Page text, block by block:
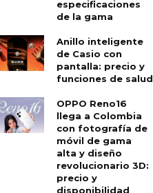
especificaciones
de la gama
Anillo inteligente
de Casio con
pantalla: precio y
funciones de salud
OPPO Reno16
llega a Colombia
con fotografía de
móvil de gama
alta y diseño
revolucionario 3D:
precio y
disponibilidad